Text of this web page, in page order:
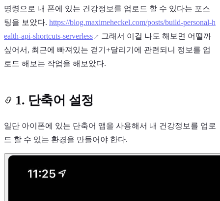
명령으로 내 폰에 있는 건강정보를 업로드 할 수 있다는 포스
팅을 보았다. https://blog.maximeheckel.com/posts/build-personal-h
ealth-api-shortcuts-serverless
그래서 이걸 나도 해보면 어떨까
싶어서, 최근에 빠져있는 걷기+달리기에 관련되니 정보를 업
로드 해보는 작업을 해보았다.
1. 단축어 설정
일단 아이폰에 있는 단축어 앱을 사용해서 내 건강정보를 업로
드 할 수 있는 환경을 만들어야 한다.